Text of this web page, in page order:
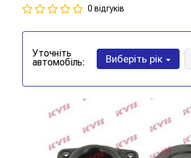
0 відгуків
Уточніть
автомобіль: Виберіть рік